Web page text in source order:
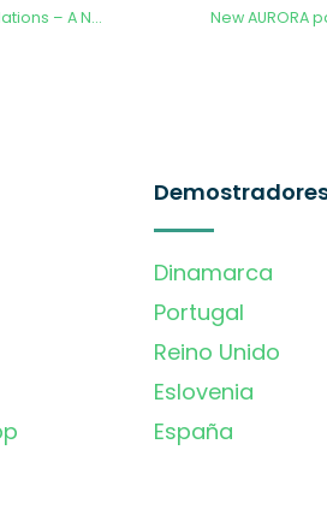
Policy Brief – Citizen Science and EU Regulations – A New Approach New AURORA
Dinamarca
Portugal
Reino Unido
Eslovenia
España